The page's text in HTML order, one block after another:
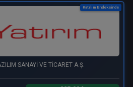
Katılım Endeksinde
SANAYİ VE TİCARET A.Ş.